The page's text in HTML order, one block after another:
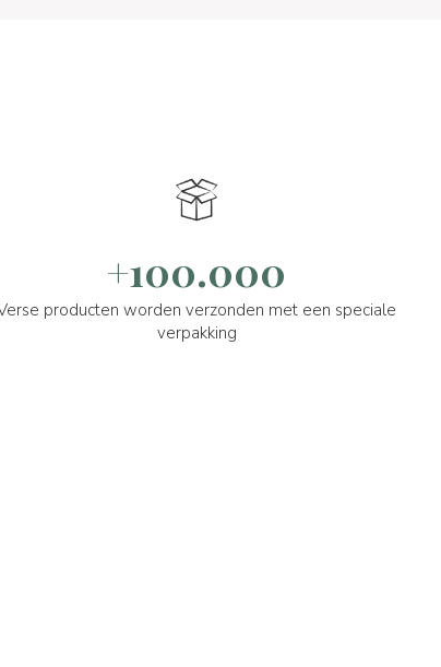
+100.000
producten worden verzonden met een speciale
verpakking